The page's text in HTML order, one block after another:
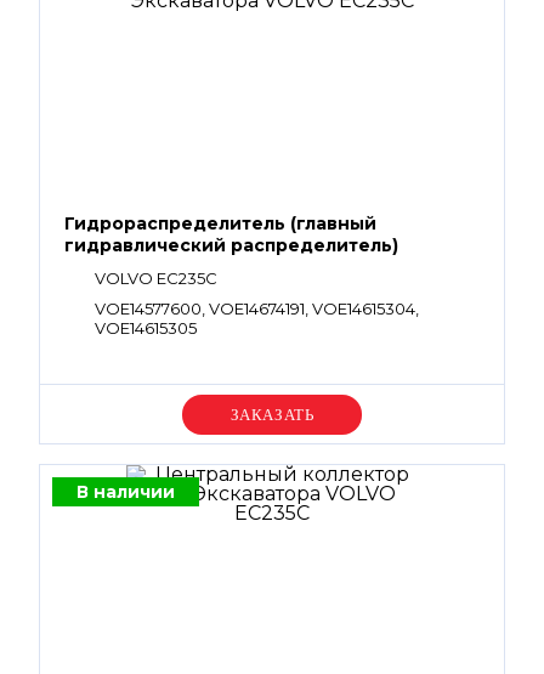
Гидрораспределитель (главный
гидравлический распределитель)
VOLVO EC235C
VOE14577600, VOE14674191, VOE14615304,
VOE14615305
Уточняйте цену
В наличии